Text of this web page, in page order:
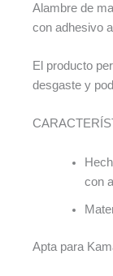
Alambre de
con adhesivo
El producto
desgaste y
con
Apta para